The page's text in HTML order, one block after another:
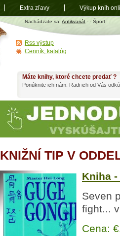
Antikvariát
shop.sk
Nachádzate sa: Antikvariát - - Šport
KNIŽNÍ TIP V
Kniha
Seven
fight...
Cena:
Máte knihy, ktoré chcete predať ?
Ponúknite ich nám. Radi ich od Vás
Rss výstup
Cenník, katalóg
Extra zľavy Výkup kníh